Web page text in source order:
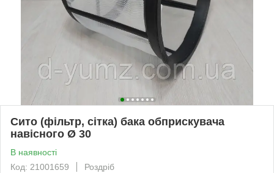
Сито (фільтр, сітка) бака обприскувача
навісного Ø 30
В наявності
Код: 21001659
Роздріб